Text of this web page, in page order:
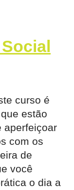
curso é
estão
aperfeiçoar
com os
de
você
o dia a